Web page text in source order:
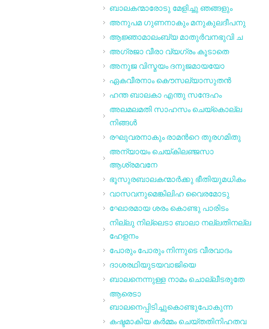
ബാലകന്മാരോടു മേളിച്ചു ഞങ്ങളും
അനുപമ ഗുണനാകും മനുകുലദീപനു
ആജ്ഞാമാലംബ്യ മാതുര്‍വനഭുവി ച
അഗ്രജാ വീരാ വ്യഗ്രം കൂടാതെ
അനുജ വിസ്മയം ദനുജമായയോ
ഏകവീരനാം കൌസല്യാസുതന്‍
ഹന്ത ബാലകാ എന്തു സന്ദേഹം
അലമലമതി സാഹസം ചെയ്കൊല്ല
നിങ്ങള്‍
രഘുവരനാകും രാമന്‍റെ തുരഗമിതു
അന്യായം ചെയ്കിലഞ്ജസാ
ആശ്രമവനേ
ഭൂസുരബാലകന്മാര്‍ക്കു ഭീതിയുമധികം
വാസവനുമെങ്കിലിഹ വൈരമോടു
ഘോരമായ ശരം കൊണ്ടു പാരിടം
നില്ലു നില്ലെടാ ബാലാ നല്ലതിനല്ല
ഹേളനം
പോരും പോരും നിന്നുടെ വീരവാദം
ദാശരഥിയുടയവാജിയെ
ബാലനെന്നുള്ള നാമം ചൊല്ലീടരുതേ
ആരെടാ
ബാലനെപ്പിടിച്ചുകൊണ്ടുപോകുന്ന
കഷ്ടമാകിയ കര്‍മ്മം ചെയ്തതിനിഹതവ